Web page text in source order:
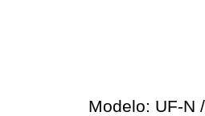
Modelo: UF-N